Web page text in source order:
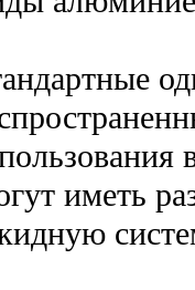
иметь